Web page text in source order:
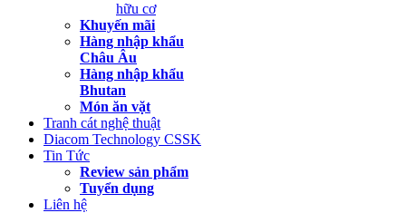
hữu cơ
Khuyến mãi
Hàng nhập khẩu
Châu Âu
Hàng nhập khẩu
Bhutan
Món ăn vặt
Tranh cát nghệ thuật
Diacom Technology CSSK
Tin Tức
Review sản phẩm
Tuyển dụng
Liên hệ